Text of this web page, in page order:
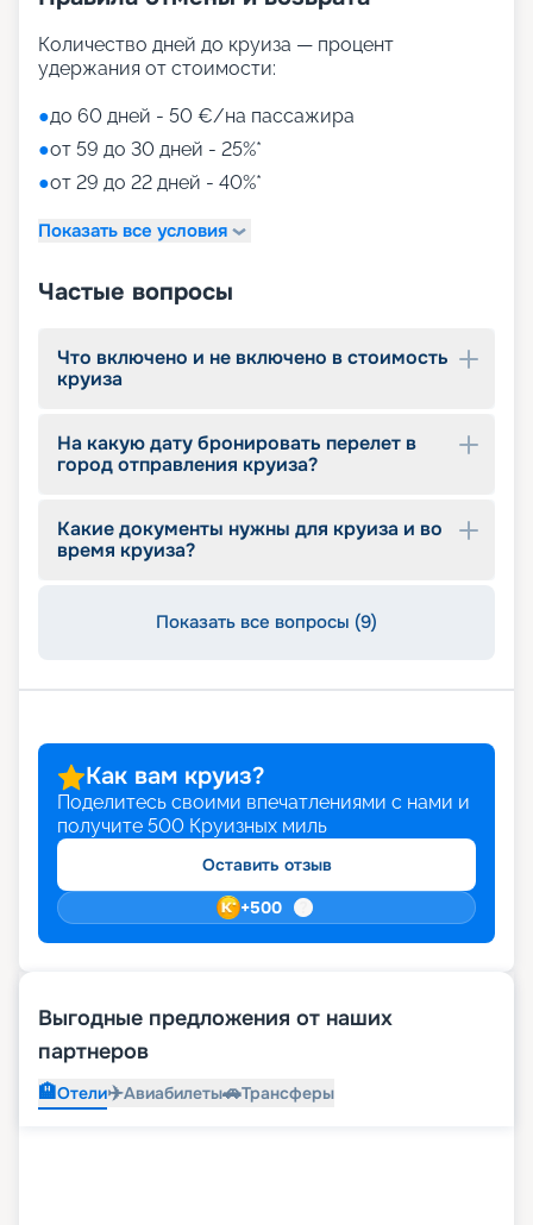
зоны
Путешествуйте с
«Круиз.онлайн»
Маршруты MSC Meraviglia в 2026 - 2027 годах
собрана вся информация, чтобы вы могли
круизов, схемы палуб, цены на путевки,
описание кают, фото интерьеров. Опытные
помогут вам подобрать оптимальный вариант,
оформить документы, будут оказывать
Америку!
Количество дней до круиза — процент
удержания от стоимости:
●до 60 дней - 50 €/на пассажира
●от 59 до 30 дней - 25%*
●от 29 до 22 дней - 40%*
Показать все условия
Частые вопросы
Что включено и не включено в стоимость
круиза
На какую дату бронировать перелет в
город отправления круиза?
Какие документы нужны для круиза и во
время круиза?
Показать все вопросы (9)
Как вам круиз?
Поделитесь своими впечатлениями с нами и
получите 500 Круизных миль
Оставить отзыв
+500
Выгодные предложения от наших
партнеров
🏨Отели✈️Авиабилеты🚗Трансферы